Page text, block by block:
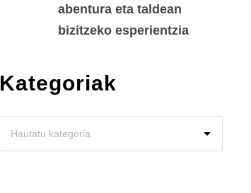
abentura eta taldean
bizitzeko esperientzia
Kategoriak